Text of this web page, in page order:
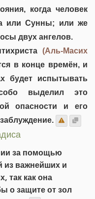
когда человек
или Сунны; или же
двух ангелов.
(Аль-Масих
в конце времён, и
будет испытывать
выделил это
опасности и его
за помощью
из важнейших и
так как она
о защите от зол